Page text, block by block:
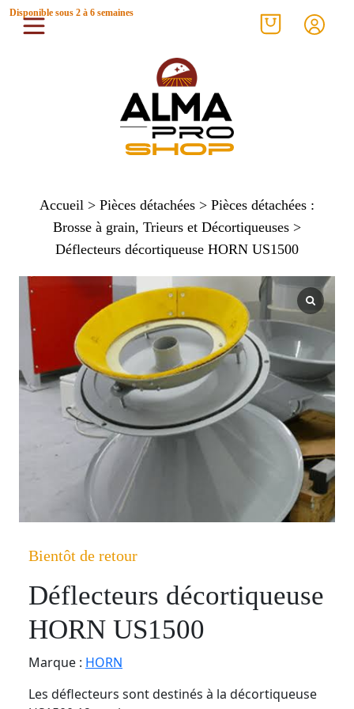
Accueil > Pièces détachées > Pièces détachées :
Brosse à grain, Trieurs et Décortiqueuses >
Déflecteurs décortiqueuse HORN US1500
Bientôt de retour
Déflecteurs décortiqueuse
HORN US1500
Marque : HORN
Les déflecteurs sont destinés à la décortiqueuse
Disponible sous 2 à 6 semaines